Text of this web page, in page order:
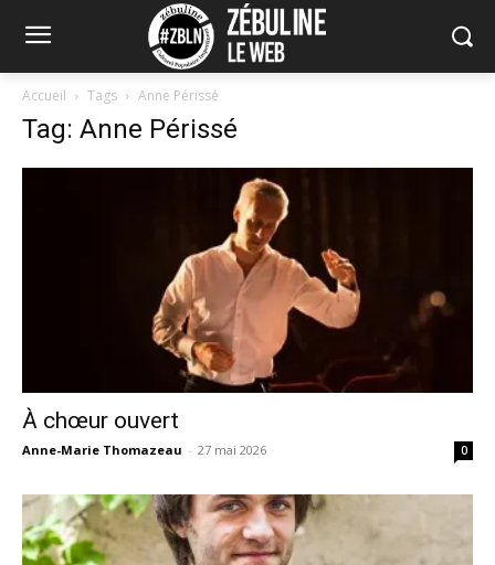
Accueil Tags Anne Périssé
Tag: Anne Périssé
À chœur ouvert
Anne-Marie Thomazeau - 27 mai 2026 0